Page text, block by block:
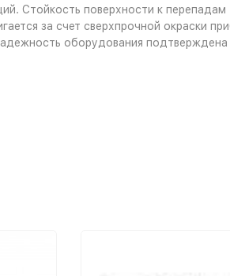
Стойкость поверхности к
за счет сверхпрочной окраски
оборудования подтверждена